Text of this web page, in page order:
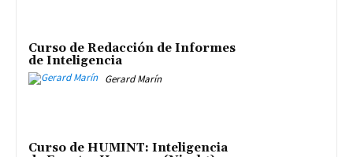
Curso de Redacción de Informes
de Inteligencia
Gerard Marín
Curso de HUMINT: Inteligencia